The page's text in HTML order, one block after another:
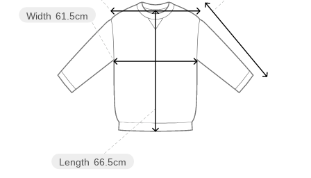
※商品の色味の目安は、商品単体の画像をご参照ください。
店舗へお問い合わせの際は、全国のBEAUTY&YOUTH各店舗まで
下記の品名/品番をお申し付けください。
品名：WGN CEILING HOODIE 品番：12125000079
商品詳細
対象商品
対象商品
Length 66.5cm
Width 61.5cm